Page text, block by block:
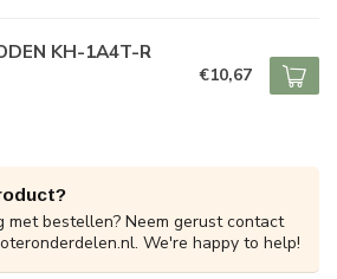
KH-1A4T-R
€10,67
met bestellen? Neem gerust contact
. We're happy to help!